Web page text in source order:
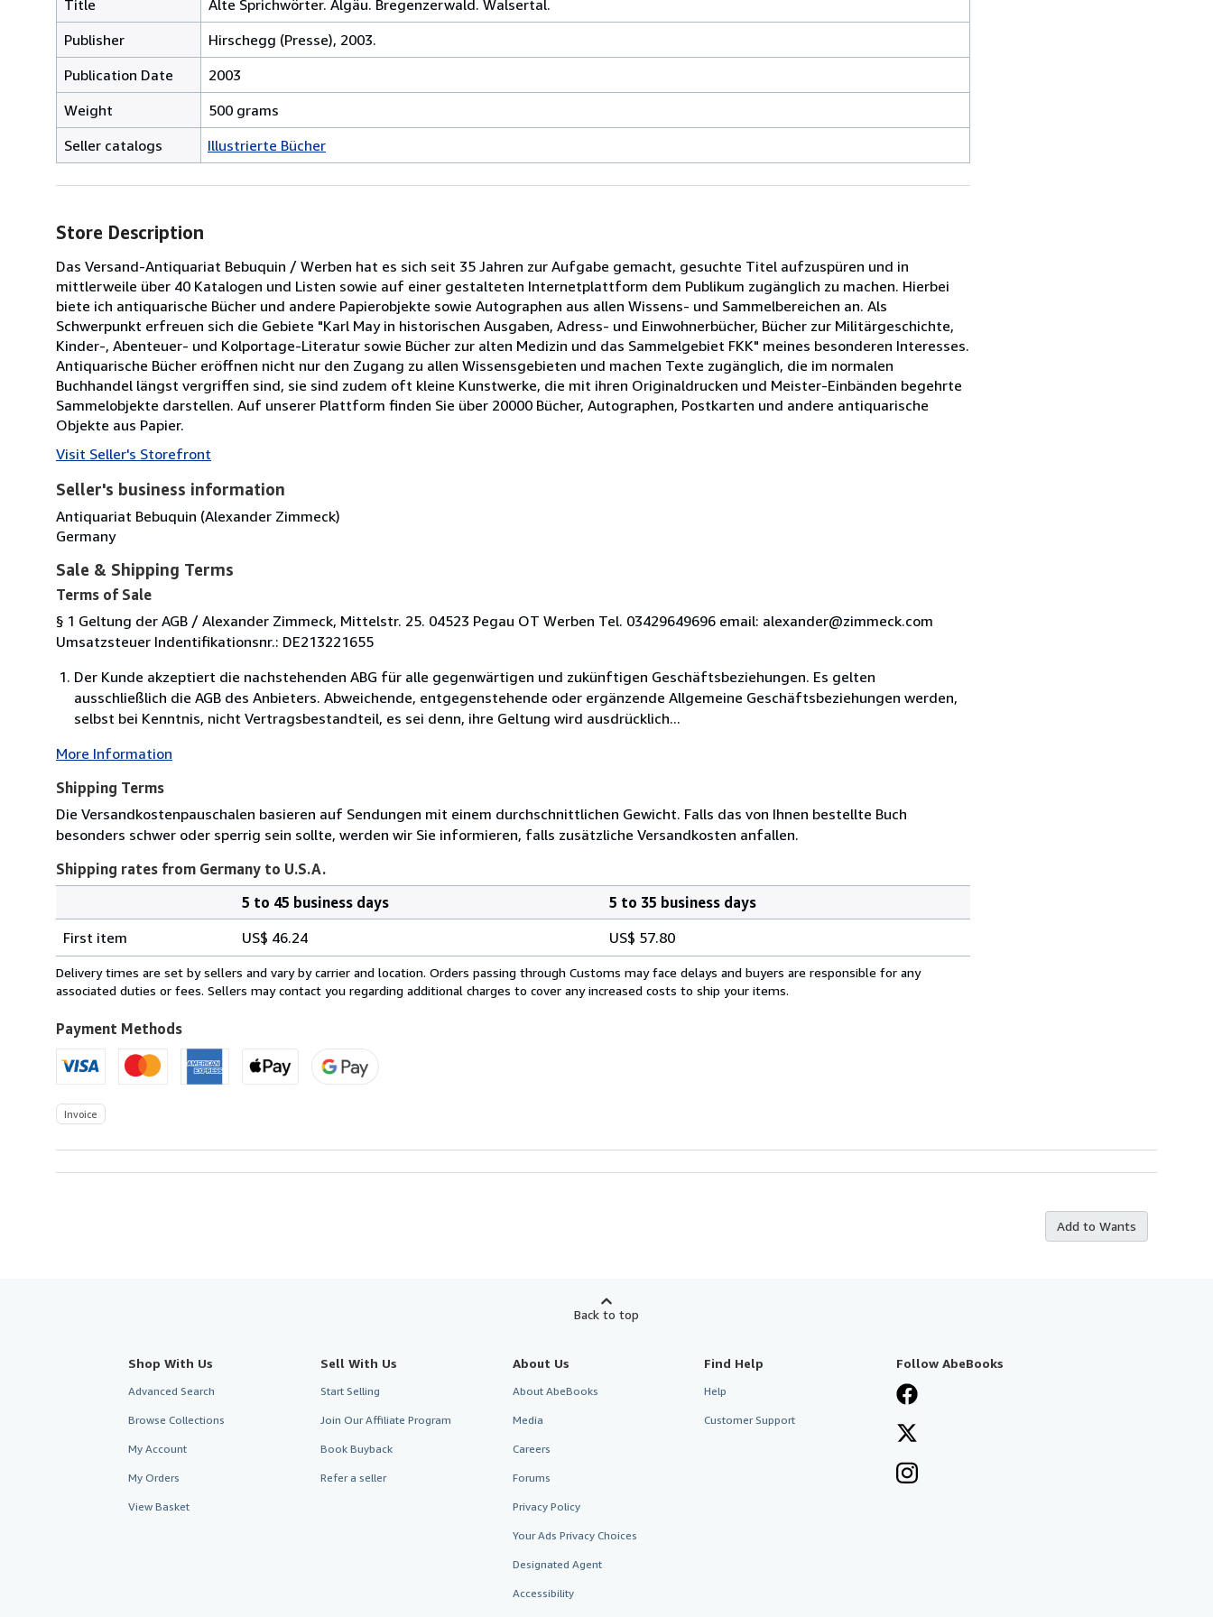
Title
Alte Sprichwörter. Algäu. Bregenzerwald. Walsertal.
Publisher
Hirschegg (Presse), 2003.
Publication Date
2003
Weight
500 grams
Seller catalogs
Illustrierte Bücher
Store Description
Das Versand-Antiquariat Bebuquin / Werben hat es sich seit 35 Jahren zur Aufgabe gemacht, gesuchte Titel aufzuspüren und in
mittlerweile über 40 Katalogen und Listen sowie auf einer gestalteten Internetplattform dem Publikum zugänglich zu machen. Hierbei
biete ich antiquarische Bücher und andere Papierobjekte sowie Autographen aus allen Wissens- und Sammelbereichen an. Als
Schwerpunkt erfreuen sich die Gebiete "Karl May in historischen Ausgaben, Adress- und Einwohnerbücher, Bücher zur Militärgeschichte,
Kinder-, Abenteuer- und Kolportage-Literatur sowie Bücher zur alten Medizin und das Sammelgebiet FKK" meines besonderen Interesses.
Antiquarische Bücher eröffnen nicht nur den Zugang zu allen Wissensgebieten und machen Texte zugänglich, die im normalen
Buchhandel längst vergriffen sind, sie sind zudem oft kleine Kunstwerke, die mit ihren Originaldrucken und Meister-Einbänden begehrte
Sammelobjekte darstellen. Auf unserer Plattform finden Sie über 20000 Bücher, Autographen, Postkarten und andere antiquarische
Objekte aus Papier.
Visit Seller's Storefront
Seller's business information
Antiquariat Bebuquin (Alexander Zimmeck)
Germany
Sale & Shipping Terms
Terms of Sale
§ 1 Geltung der AGB / Alexander Zimmeck, Mittelstr. 25. 04523 Pegau OT Werben Tel. 03429649696 email: alexander@zimmeck.com
Umsatzsteuer Indentifikationsnr.: DE213221655
Der Kunde akzeptiert die nachstehenden ABG für alle gegenwärtigen und zukünftigen Geschäftsbeziehungen. Es gelten
ausschließlich die AGB des Anbieters. Abweichende, entgegenstehende oder ergänzende Allgemeine Geschäftsbeziehungen werden,
selbst bei Kenntnis, nicht Vertragsbestandteil, es sei denn, ihre Geltung wird ausdrücklich...
More Information
Shipping Terms
Die Versandkostenpauschalen basieren auf Sendungen mit einem durchschnittlichen Gewicht. Falls das von Ihnen bestellte Buch
besonders schwer oder sperrig sein sollte, werden wir Sie informieren, falls zusätzliche Versandkosten anfallen.
Shipping rates from Germany to U.S.A.
rates
from
Germany
U.S.A.
5 to 45 business days
5 to 35 business days
First item
US$ 46.24 US$ 57.80
Delivery times are set by sellers and vary by carrier and location. Orders passing through Customs may face delays and buyers are responsible for any
associated duties or fees. Sellers may contact you regarding additional charges to cover any increased costs to ship your items.
Payment Methods
Invoice
Add to Wants
Back to top
Shop With Us
Advanced Search
Browse Collections
My Account
My Orders
View Basket
Sell With Us
Start Selling
Join Our Affiliate Program
Book Buyback
Refer a seller
About Us
About AbeBooks
Media
Careers
Forums
Privacy Policy
Your Ads Privacy Choices
Designated Agent
Accessibility
Find Help
Help
Customer Support
Follow AbeBooks